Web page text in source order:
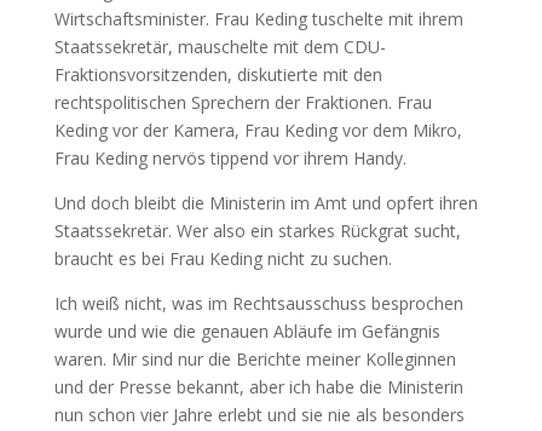
Wirtschaftsminister. Frau Keding tuschelte mit ihrem
Staatssekretär, mauschelte mit dem CDU-
Fraktionsvorsitzenden, diskutierte mit den
rechtspolitischen Sprechern der Fraktionen. Frau
Keding vor der Kamera, Frau Keding vor dem Mikro,
Frau Keding nervös tippend vor ihrem Handy.
Und doch bleibt die Ministerin im Amt und opfert ihren
Staatssekretär. Wer also ein starkes Rückgrat sucht,
braucht es bei Frau Keding nicht zu suchen.
Ich weiß nicht, was im Rechtsausschuss besprochen
wurde und wie die genauen Abläufe im Gefängnis
waren. Mir sind nur die Berichte meiner Kolleginnen
und der Presse bekannt, aber ich habe die Ministerin
nun schon vier Jahre erlebt und sie nie als besonders